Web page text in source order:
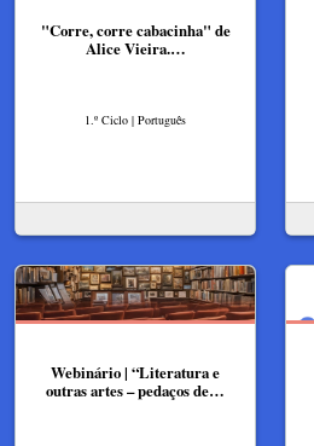
"Corre, corre cabacinha" de
Alice Vieira.…
1.º Ciclo | Português
Webinário | “Literatura e
outras artes – pedaços de…